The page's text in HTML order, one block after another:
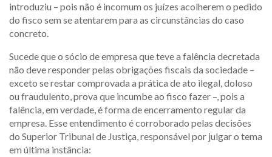
introduziu – pois não é incomum os juízes acolherem o pedido
do fisco sem se atentarem para as circunstâncias do caso
concreto.
Sucede que o sócio de empresa que teve a falência decretada
não deve responder pelas obrigações fiscais da sociedade –
exceto se restar comprovada a prática de ato ilegal, doloso
ou fraudulento, prova que incumbe ao fisco fazer –, pois a
falência, em verdade, é forma de encerramento regular da
empresa. Esse entendimento é corroborado pelas decisões
do Superior Tribunal de Justiça, responsável por julgar o tema
em última instância: